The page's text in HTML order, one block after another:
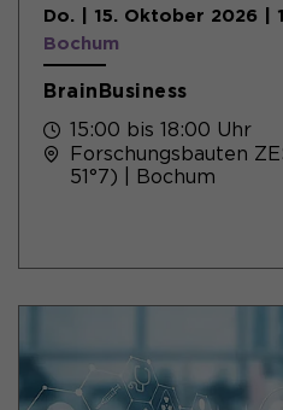
Do. | 15. Oktober 2026 |
Bochum
BrainBusiness
15:00 bis 18:00 Uhr
Forschungsbauten
51°7) | Bochum